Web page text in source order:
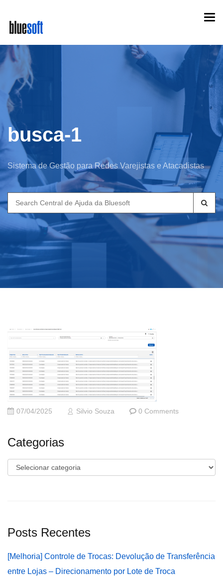
main
content
busca-1
Sistema de Gestão para Redes Varejistas e Atacadistas
Search
for:
07/04/2025 Silvio Souza 0 Comments
Categorias
Categorias
Posts Recentes
[Melhoria] Controle de Trocas: Devolução de Transferência
entre Lojas – Direcionamento por Lote de Troca